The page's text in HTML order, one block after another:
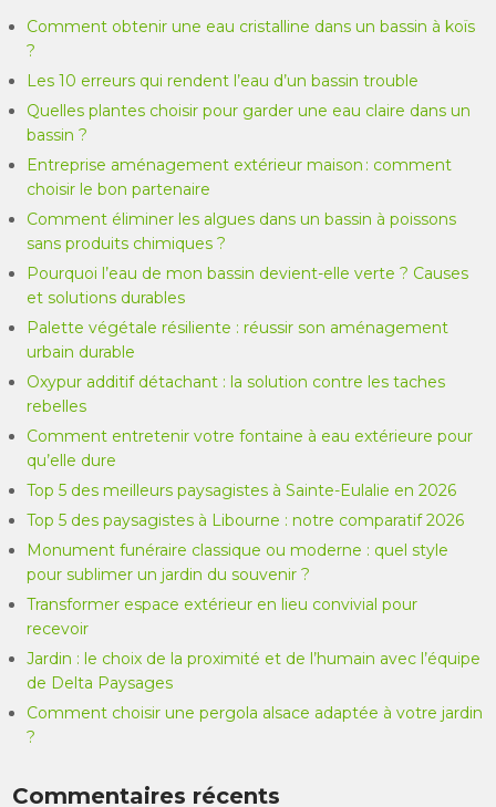
Comment obtenir une eau cristalline dans un bassin à koïs
?
Les 10 erreurs qui rendent l’eau d’un bassin trouble
Quelles plantes choisir pour garder une eau claire dans un
bassin ?
Entreprise aménagement extérieur maison : comment
choisir le bon partenaire
Comment éliminer les algues dans un bassin à poissons
sans produits chimiques ?
Pourquoi l’eau de mon bassin devient-elle verte ? Causes
et solutions durables
Palette végétale résiliente : réussir son aménagement
urbain durable
Oxypur additif détachant : la solution contre les taches
rebelles
Comment entretenir votre fontaine à eau extérieure pour
qu’elle dure
Top 5 des meilleurs paysagistes à Sainte-Eulalie en 2026
Top 5 des paysagistes à Libourne : notre comparatif 2026
Monument funéraire classique ou moderne : quel style
pour sublimer un jardin du souvenir ?
Transformer espace extérieur en lieu convivial pour
recevoir
Jardin : le choix de la proximité et de l’humain avec l’équipe
de Delta Paysages
Comment choisir une pergola alsace adaptée à votre jardin
?
Commentaires récents